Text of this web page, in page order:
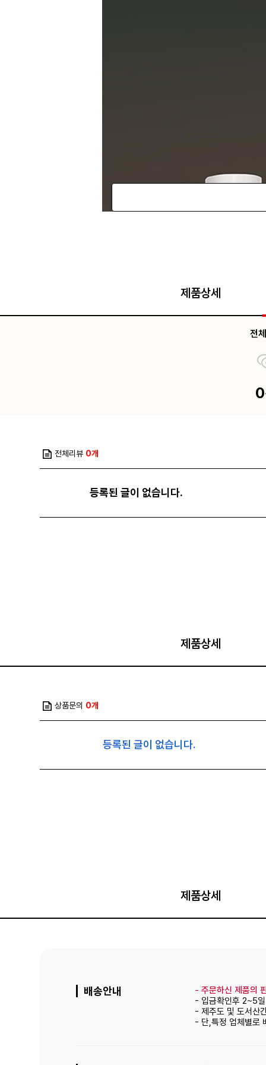
제품상세
전
전체리뷰 0개
등록된 글이 없습니다.
제품상세
상품문의 0개
등록된 글이 없습니다.
제품상세
배송안내 - 주문하신 제품의
- 입금확인후 2~5
- 제주도 및 도서산
- 단,특정 업체별로